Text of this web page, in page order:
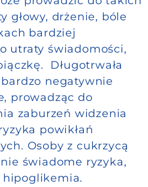
głowy, drżenie, bóle
bardziej
utraty świadomości,
Długotrwała
negatywnie
prowadząc do
zaburzeń widzenia
powikłań
Osoby z cukrzycą
świadome ryzyka,
hipoglikemia.